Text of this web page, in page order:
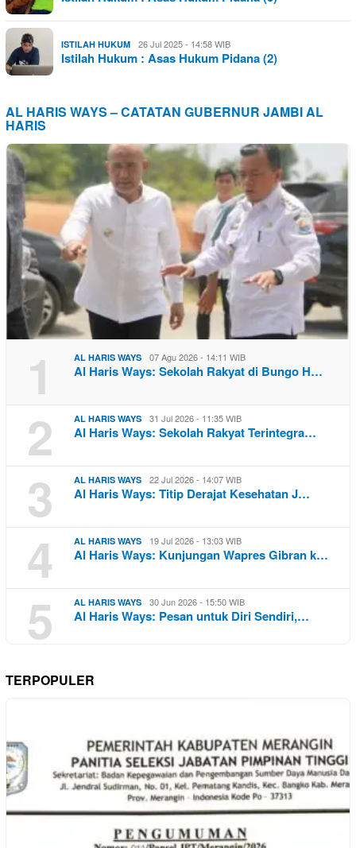
ISTILAH HUKUM 26 Jul 2025 - 14:58 WIB
Istilah Hukum : Asas Hukum Pidana (2)
AL HARIS WAYS – CATATAN GUBERNUR JAMBI AL
HARIS
1 AL HARIS WAYS 07 Agu 2026 - 14:11 WIB
Al Haris Ways: Sekolah Rakyat di Bungo H…
2 AL HARIS WAYS 31 Jul 2026 - 11:35 WIB
Al Haris Ways: Sekolah Rakyat Terintegra…
3 AL HARIS WAYS 22 Jul 2026 - 14:07 WIB
Al Haris Ways: Titip Derajat Kesehatan J…
4 AL HARIS WAYS 19 Jul 2026 - 13:03 WIB
Al Haris Ways: Kunjungan Wapres Gibran k…
5 AL HARIS WAYS 30 Jun 2026 - 15:50 WIB
Al Haris Ways: Pesan untuk Diri Sendiri,…
TERPOPULER